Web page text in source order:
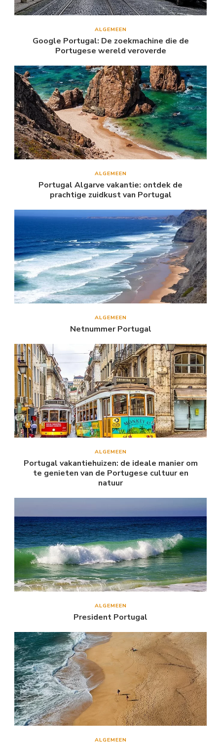
ALGEMEEN
Google Portugal: De zoekmachine die de
Portugese wereld veroverde
ALGEMEEN
Portugal Algarve vakantie: ontdek de
prachtige zuidkust van Portugal
ALGEMEEN
Netnummer Portugal
ALGEMEEN
Portugal vakantiehuizen: de ideale manier om
te genieten van de Portugese cultuur en
natuur
ALGEMEEN
President Portugal
ALGEMEEN